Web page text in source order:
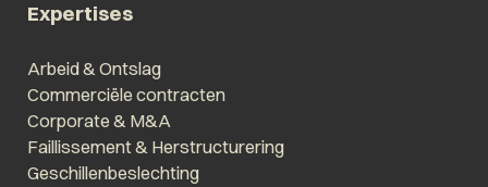
Expertises
Arbeid & Ontslag
Commerciële contracten
Corporate & M&A
Faillissement & Herstructurering
Geschillenbeslechting